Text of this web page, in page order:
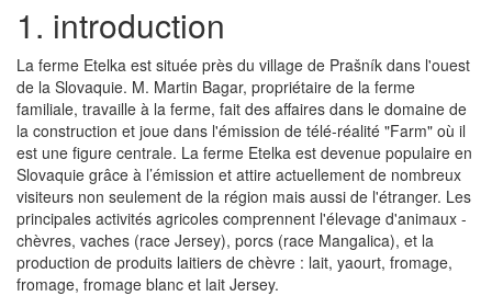
1. introduction
La ferme Etelka est située près du village de Prašník dans l'ouest
de la Slovaquie. M. Martin Bagar, propriétaire de la ferme
familiale, travaille à la ferme, fait des affaires dans le domaine de
la construction et joue dans l'émission de télé-réalité "Farm" où il
est une figure centrale. La ferme Etelka est devenue populaire en
Slovaquie grâce à l’émission et attire actuellement de nombreux
visiteurs non seulement de la région mais aussi de l'étranger. Les
principales activités agricoles comprennent l'élevage d'animaux -
chèvres, vaches (race Jersey), porcs (race Mangalica), et la
production de produits laitiers de chèvre : lait, yaourt, fromage,
fromage, fromage blanc et lait Jersey.